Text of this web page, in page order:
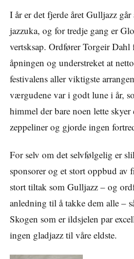
I år er det fjerde året Gulljazz går
jazzuka, og for tredje gang er
vertsksap. Ordfører Torgeir Dahl
åpningen og understreket at
festivalens aller viktigste
værgudene var i godt lune i år,
himmel der bare noen lette
zeppeliner og gjorde ingen
For selv om det selvfølgelig er
sponsorer og et stort oppbud
stort tiltak som Gulljazz – og
anledning til å takke dem alle –
Skogen som er ildsjelen par
ingen gladjazz til våre eldste.